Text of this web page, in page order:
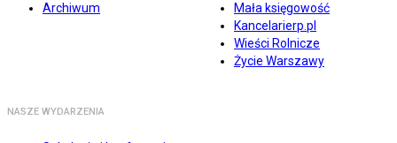
Archiwum
Mała księgowość
Kancelarierp.pl
Wieści Rolnicze
Życie Warszawy
NASZE WYDARZENIA